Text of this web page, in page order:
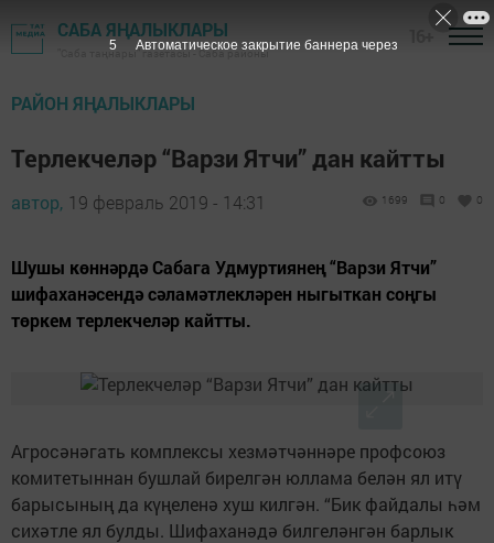
САБА ЯҢАЛЫКЛАРЫ
"Саба таңнары" газетасы - Саба районы
РАЙОН ЯҢАЛЫКЛАРЫ
Терлекчеләр “Варзи Ятчи” дан кайтты
автор, 19 февраль 2019 - 14:31 1699 0 0
Шушы көннәрдә Сабага Удмуртиянең “Варзи Ятчи”
шифаханәсендә сәламәтлекләрен ныгыткан соңгы
төркем терлекчеләр кайтты.
Агросәнәгать комплексы хезмәтчәннәре профсоюз
комитетыннан бушлай бирелгән юллама белән ял итү
барысының да күңеленә хуш килгән. “Бик файдалы һәм
сихәтле ял булды. Шифаханәдә билгеләнгән барлык
4 Автоматическое закрытие баннера через